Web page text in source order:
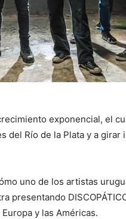
exponencial, el
del Río de la Plata y a
uno de los artistas
presentando
y las Américas.